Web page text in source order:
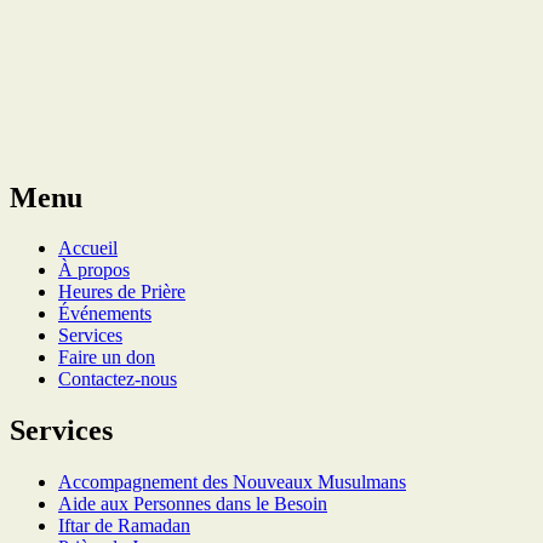
Menu
Accueil
À propos
Heures de Prière
Événements
Services
Faire un don
Contactez-nous
Services
Accompagnement des Nouveaux Musulmans
Aide aux Personnes dans le Besoin
Iftar de Ramadan